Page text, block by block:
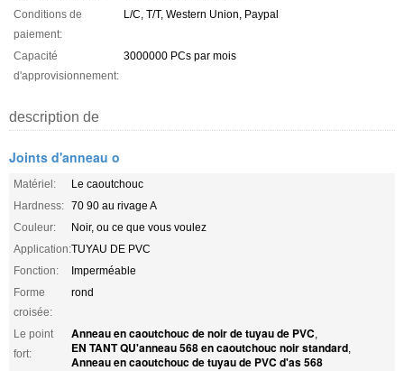
Conditions de
paiement:
L/C, T/T, Western Union, Paypal
Capacité
d'approvisionnement:
3000000 PCs par mois
description de
Joints d'anneau o
Matériel:
Le caoutchouc
Hardness: 70 90 au rivage A
Couleur:
Noir, ou ce que vous voulez
Application:TUYAU DE PVC
Fonction:
Imperméable
Forme
croisée:
rond
Le point
fort:
Anneau en caoutchouc de noir de tuyau de PVC,
EN TANT QU'anneau 568 en caoutchouc noir standard,
Anneau en caoutchouc de tuyau de PVC d'as 568